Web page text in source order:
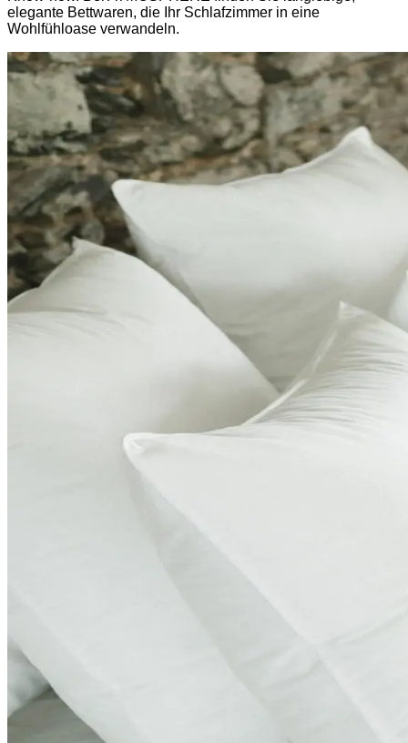
elegante Bettwaren, die Ihr Schlafzimmer in eine
Wohlfühloase verwandeln.